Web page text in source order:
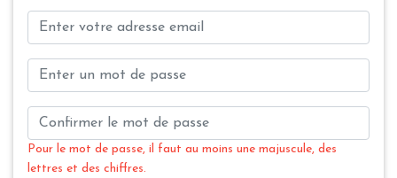
Pour le mot de passe, il faut au moins une majuscule, des
lettres et des chiffres.